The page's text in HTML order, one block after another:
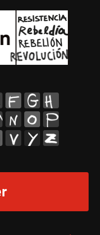
F G
H
N O
P